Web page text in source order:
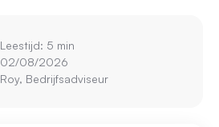
Leestijd: 5 min
02/08/2026
Roy, Bedrijfsadviseur